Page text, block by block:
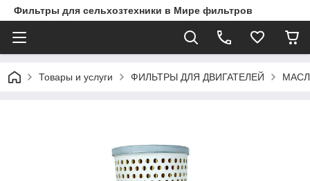
Фильтры для сельхозтехники в Мире фильтров
Товары и услуги ФИЛЬТРЫ ДЛЯ ДВИГАТЕЛЕЙ